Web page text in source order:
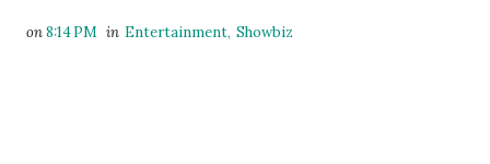
on8:14 PM in Entertainment, Showbiz